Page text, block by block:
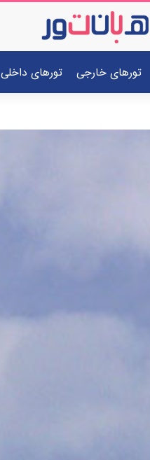
تورهای خارجی تورهای داخلی